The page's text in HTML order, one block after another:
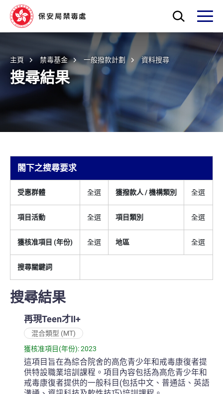
Skip to main content
打開搜索框
打開
主頁 禁毒基金 一般撥款計劃 資料搜尋
搜尋結果
閣下之搜尋要求
受惠群體 全選 獲撥款人 / 機構類別 全選
項目活動 全選 項目類別 全選
獲核准項目 (年份) 全選 地區 全選
搜尋關鍵詞
搜尋結果
再現Teen才II+
混合類型 (MT)
獲核准項目(年份): 2023
這項目旨在為綜合院舍的高危青少年和戒毒康復者提
供特設職業培訓課程。項目內容包括為高危青少年和
戒毒康復者提供的一般科目(包括中文、普通話、英語